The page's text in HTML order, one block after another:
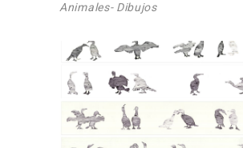
Animales- Dibujos